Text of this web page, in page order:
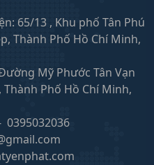
65/13 , Khu phố Tân Phú
Thành Phố Hồ Chí Minh,
Mỹ Phước Tân Vạn
Phố Hồ Chí Minh,
0395032036